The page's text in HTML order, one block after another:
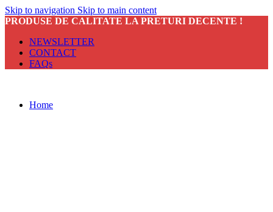
Skip to navigation Skip to main content
PRODUSE DE CALITATE LA PRETURI DECENTE !
NEWSLETTER
CONTACT
FAQs
Home